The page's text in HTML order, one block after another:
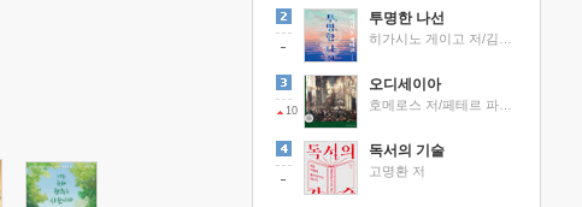
투명한 나선
10
오디세이아
독서의 기술
고명환 저